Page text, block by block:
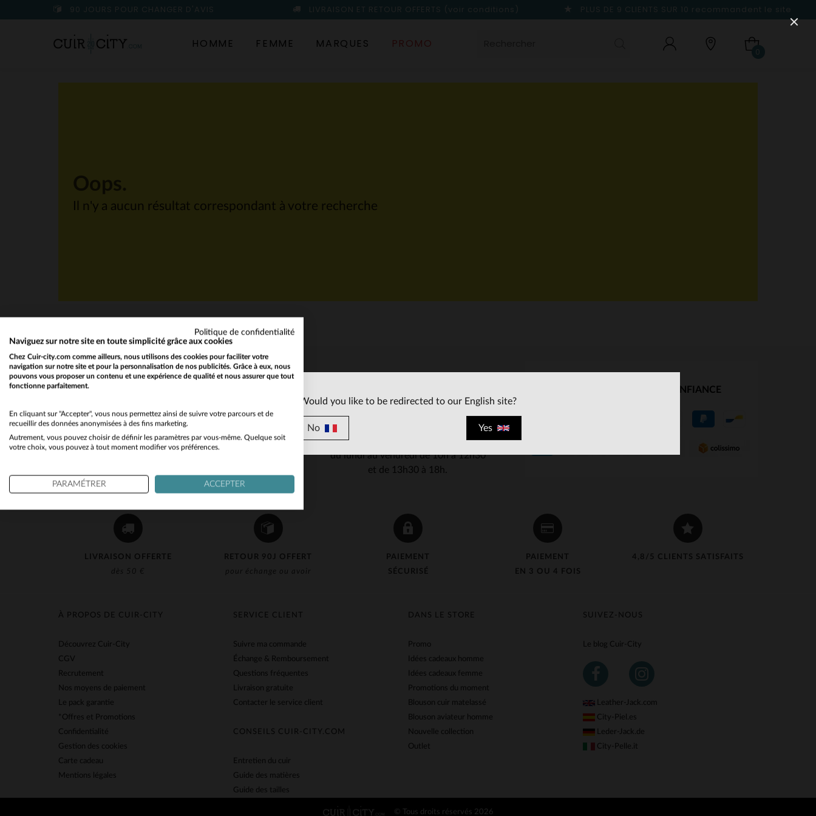
90 JOURS POUR CHANGER D'AVIS LIVRAISON ET RETOUR OFFERTS (voir conditions) PLUS DE 9 CLIENTS SUR 10 recommandent le site
HOMME FEMME MARQUES PROMO
0
Il n'y a aucun résultat correspondant à votre recherche
LIVRAISON OFFERTE
dès 50 €
RETOUR 90J OFFERT
pour échange ou avoir
PAIEMENT
SÉCURISÉ
PAIEMENT
EN 3 OU 4 FOIS
4,8/5 CLIENTS SATISFAITS
Recevez par mail nos promos
et bons plans !
au 03 59 08 80 80
contact@cuir-
du lundi au vendredi de 10h à 12h30
et de 13h30 à 18h.
NOS PARTENAIRES DE CONFIANCE
SUIVEZ-NOUS
Le blog Cuir-City
Leather-Jack.com
City-Piel.es
Leder-Jack.de
City-Pelle.it
SERVICE CLIENT
Suivre ma commande
Échange & Remboursement
Questions fréquentes
Livraison gratuite
Contacter le service client
CONSEILS CUIR-CITY.COM
Entretien du cuir
Guide des matières
Guide des tailles
DANS LE STORE
Promo
Idées cadeaux homme
Idées cadeaux femme
Promotions du moment
Blouson cuir matelassé
Blouson aviateur homme
Nouvelle collection
Outlet
À PROPOS DE CUIR-CITY
Découvrez Cuir-City
CGV
Recrutement
Nos moyens de paiement
Le pack garantie
*Offres et Promotions
Confidentialité
Gestion des cookies
Carte cadeau
Mentions légales
© Tous droits réservés 2026
Would you like to be redirected to our English site?
No Yes
Politique de confidentialité
Naviguez sur notre site en toute simplicité grâce aux cookies
Chez Cuir-city.com comme ailleurs, nous utilisons des cookies pour faciliter votre
navigation sur notre site et pour la personnalisation de nos publicités. Grâce à eux, nous
pouvons vous proposer un contenu et une expérience de qualité et nous assurer que tout
fonctionne parfaitement.
En cliquant sur "Accepter", vous nous permettez ainsi de suivre votre parcours et de
recueillir des données anonymisées à des fins marketing.
Autrement, vous pouvez choisir de définir les paramètres par vous-même. Quelque soit
votre choix, vous pouvez à tout moment modifier vos préférences.
PARAMÉTRER ACCEPTER